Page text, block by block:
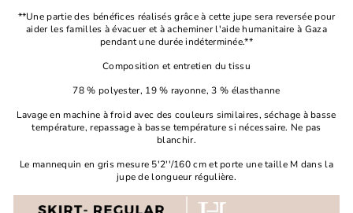
**Une partie des bénéfices réalisés grâce à cette jupe sera reversée pour
aider les familles à évacuer et à acheminer l'aide humanitaire à Gaza
pendant une durée indéterminée.**
Composition et entretien du tissu
78 % polyester, 19 % rayonne, 3 % élasthanne
Lavage en machine à froid avec des couleurs similaires, séchage à basse
température, repassage à basse température si nécessaire. Ne pas
blanchir.
Le mannequin en gris mesure 5'2''/160 cm et porte une taille M dans la
jupe de longueur régulière.